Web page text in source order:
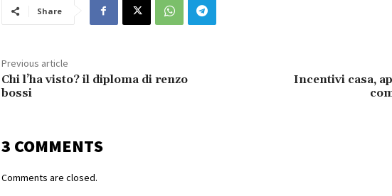
Share
Previous article
Chi l’ha visto? il diploma di renzo
bossi
Incentivi casa,
3 COMMENTS
Comments are closed.